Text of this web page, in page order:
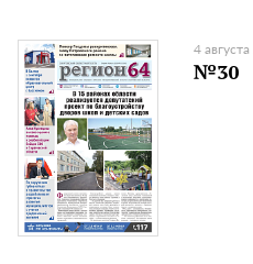
4
№30